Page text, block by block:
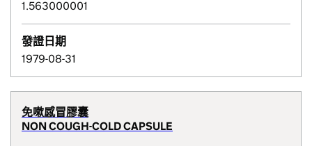
1.563000001
發證日期
1979-08-31
免嗽感冒膠囊
NON COUGH-COLD CAPSULE